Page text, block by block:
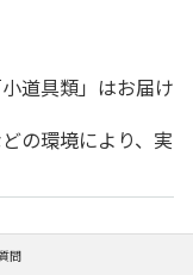
道具類」はお届け
の環境により、実
問